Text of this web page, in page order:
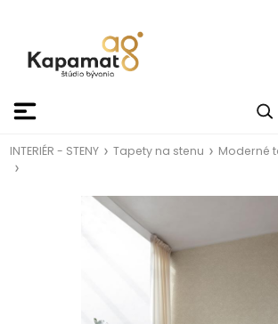
INTERIÉR - STENY Tapety na stenu Moderné